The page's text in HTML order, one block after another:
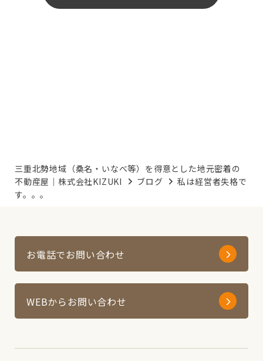
三重北勢地域（桑名・いなべ等）を得意とした地元密着の
不動産屋｜株式会社KIZUKI
ブログ
私は経営者失格で
す。。。
お電話でお問い合わせ
WEBからお問い合わせ